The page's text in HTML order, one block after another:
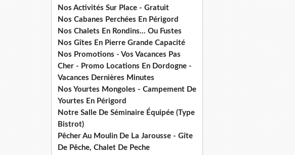
Nos Activités Sur Place - Gratuit
Nos Cabanes Perchées En Périgord
Nos Chalets En Rondins... Ou Fustes
Nos Gîtes En Pierre Grande Capacité
Nos Promotions - Vos Vacances Pas
Cher - Promo Locations En Dordogne -
Vacances Dernières Minutes
Nos Yourtes Mongoles - Campement De
Yourtes En Périgord
Notre Salle De Séminaire Équipée (Type
Bistrot)
Pêcher Au Moulin De La Jarousse - Gîte
De Pêche, Chalet De Peche